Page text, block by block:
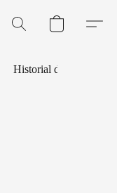
Historial de Pedidos